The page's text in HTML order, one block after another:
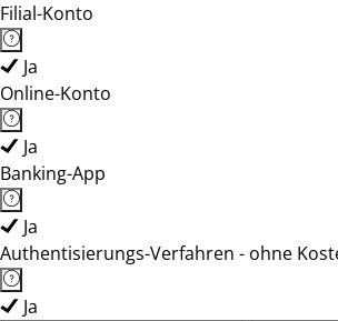
Filial-Konto
Ja
Online-Konto
Ja
Banking-App
Ja
Authentisierungs-Verfahren - ohne
Ja